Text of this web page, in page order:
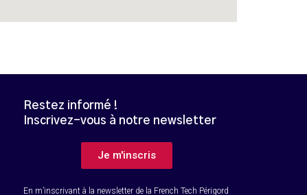
Restez informé !
Inscrivez-vous à notre newsletter
Je m'inscris
En m’inscrivant à la newsletter de la French Tech Périgord